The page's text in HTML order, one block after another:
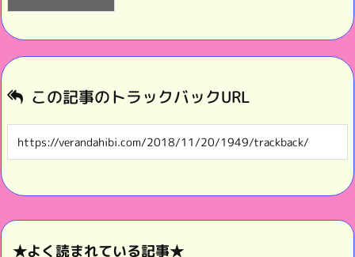
この記事のトラックバックURL
★よく読まれている記事★